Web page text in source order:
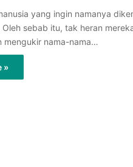
yang ingin namanya
sebab itu, tak heran
mengukir nama-nama…
»